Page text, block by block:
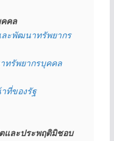
คล
ะพัฒนาทรัพยากร
ทรัพยากรบุคคล
ที่ของรัฐ
ตและประพฤติมิชอบ